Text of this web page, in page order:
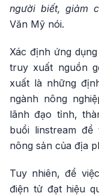
người biết, giảm
Văn Mỹ nói.
Xác định ứng
truy xuất nguồn
xuất là những
ngành nông
lãnh đạo tỉnh,
buổi linstream
nông sản của địa
Tuy nhiên, để
điện tử đạt hiệu